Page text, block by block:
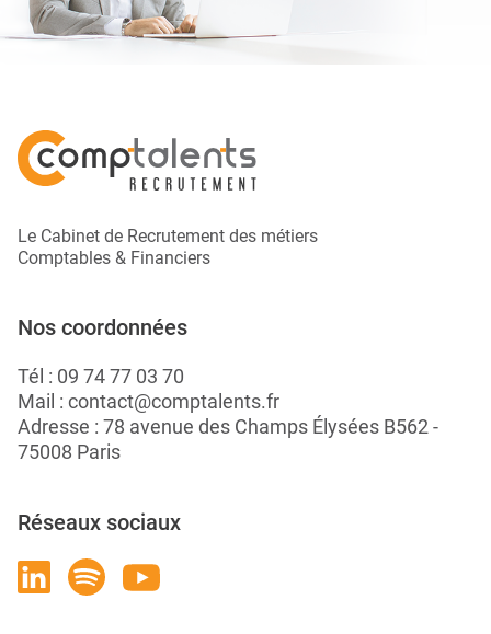
Le Cabinet de Recrutement des métiers
Comptables & Financiers
Nos coordonnées
Tél : 09 74 77 03 70
Mail : contact@comptalents.fr
Adresse : 78 avenue des Champs Élysées B562 -
75008 Paris
Réseaux sociaux